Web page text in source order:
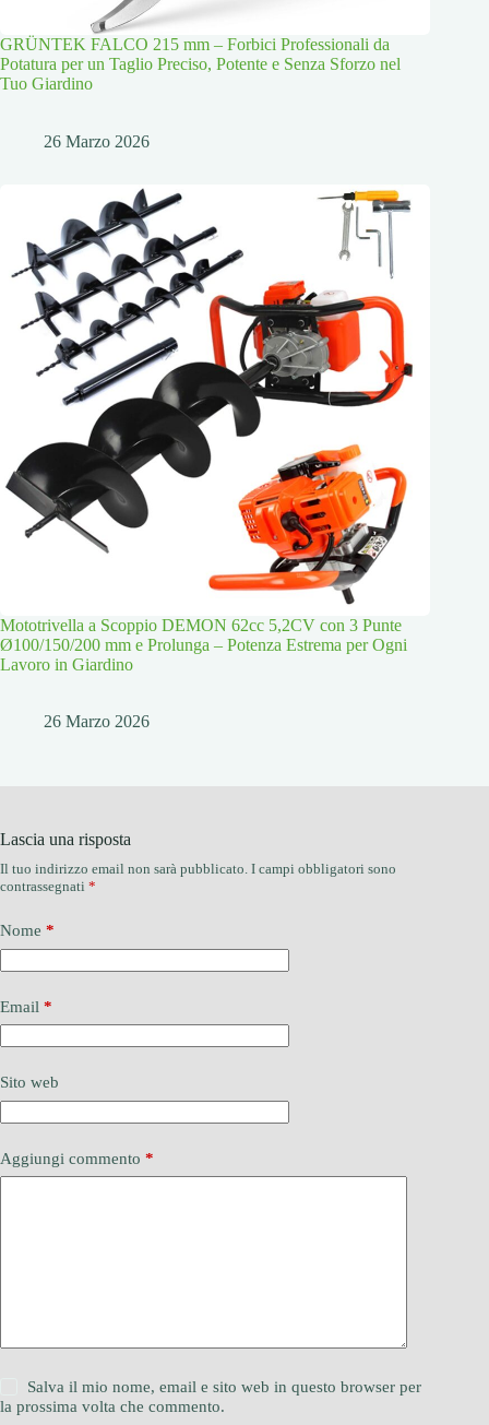
GRÜNTEK FALCO 215 mm – Forbici Professionali da
Potatura per un Taglio Preciso, Potente e Senza Sforzo nel
Tuo Giardino
26 Marzo 2026
Mototrivella a Scoppio DEMON 62cc 5,2CV con 3 Punte
Ø100/150/200 mm e Prolunga – Potenza Estrema per Ogni
Lavoro in Giardino
26 Marzo 2026
Lascia una risposta
Il tuo indirizzo email non sarà pubblicato. I campi obbligatori sono
contrassegnati *
Nome *
Email *
Sito web
Aggiungi commento *
Salva il mio nome, email e sito web in questo browser per
la prossima volta che commento.